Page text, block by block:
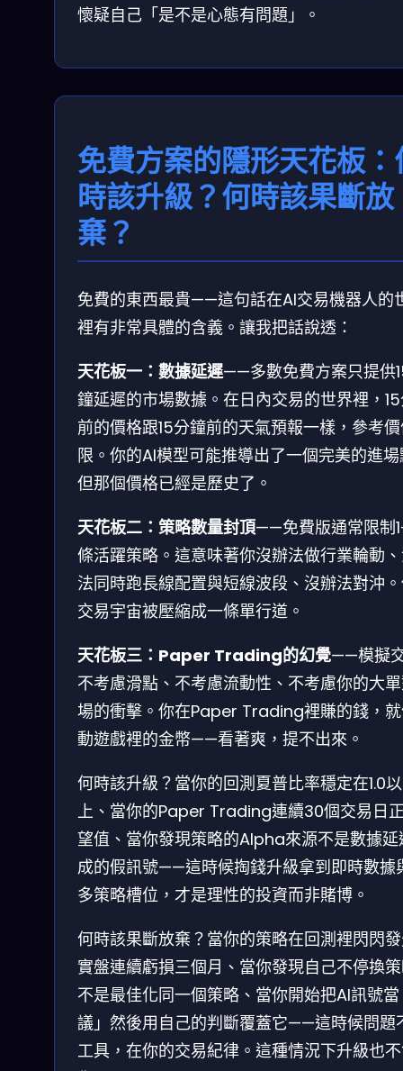
懷疑自己「是不是心態有問題」。
免費方案的隱形天花板：
時該升級？何時該果斷放
棄？
免費的東西最貴——這句話在AI交易機器人的
裡有非常具體的含義。讓我把話說透：
天花板一：數據延遲——多數免費方案只提供
鐘延遲的市場數據。在日內交易的世界裡，
前的價格跟15分鐘前的天氣預報一樣，參考
限。你的AI模型可能推導出了一個完美的進
但那個價格已經是歷史了。
天花板二：策略數量封頂——免費版通常限制
條活躍策略。這意味著你沒辦法做行業輪動
法同時跑長線配置與短線波段、沒辦法對沖
交易宇宙被壓縮成一條單行道。
天花板三：Paper Trading的幻覺——模擬
不考慮滑點、不考慮流動性、不考慮你的大
場的衝擊。你在Paper Trading裡賺的錢，
動遊戲裡的金幣——看著爽，提不出來。
何時該升級？當你的回測夏普比率穩定在1.0以
上、當你的Paper Trading連續30個交易日
望值、當你發現策略的Alpha來源不是數據延
成的假訊號——這時候掏錢升級拿到即時數據
多策略槽位，才是理性的投資而非賭博。
何時該果斷放棄？當你的策略在回測裡閃閃
實盤連續虧損三個月、當你發現自己不停換
不是最佳化同一個策略、當你開始把AI訊號
議」然後用自己的判斷覆蓋它——這時候問題
工具，在你的交易紀律。這種情況下升級也